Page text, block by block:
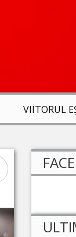
VIITORUL